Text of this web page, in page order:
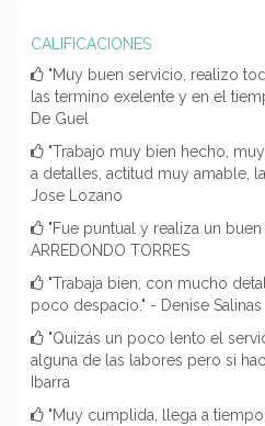
CALIFICACIONES
"Muy buen servicio, realizo
las termino exelente y en el
De Guel
"Trabajo muy bien hecho,
a detalles, actitud muy amable,
Jose Lozano
"Fue puntual y realiza un
ARREDONDO TORRES
"Trabaja bien, con mucho
poco despacio." - Denise Salinas
"Quizás un poco lento el
alguna de las labores pero si
Ibarra
"Muy cumplida, llega a